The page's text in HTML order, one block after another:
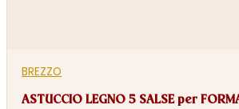
BREZZO
ASTUCCIO LEGNO 5 SALSE per